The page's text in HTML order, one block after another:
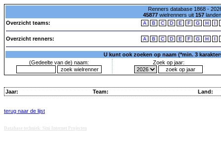
Renners database 1868 -
45877wielrenners uit 157
Overzicht teams:
A B C D E F G H I
Overzicht renners: A B C D E F G H I
U kunt ook zoeken op naam (*min. 3
(Gedeelte van de) naam:
Zoek op jaar:
Jaar: Team: Land:
terug naar de lijst
Database techniek: Sini Internet Projecten